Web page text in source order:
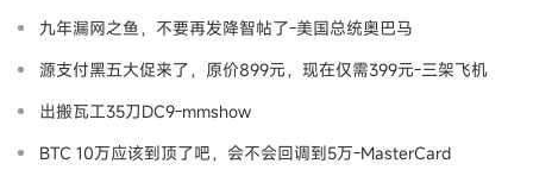
九年漏网之鱼，不要再发降智帖了-美国总统奥巴马
源支付黑五大促来了，原价899元，现在仅需399元-三架飞机
出搬瓦工35刀DC9-mmshow
BTC 10万应该到顶了吧，会不会回调到5万-MasterCard